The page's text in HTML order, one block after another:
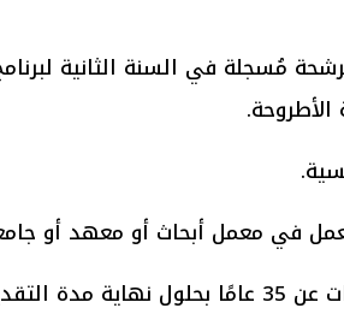
مُسجلة في السنة الثانية
في معمل أبحاث أو معهد أو
التقديم.